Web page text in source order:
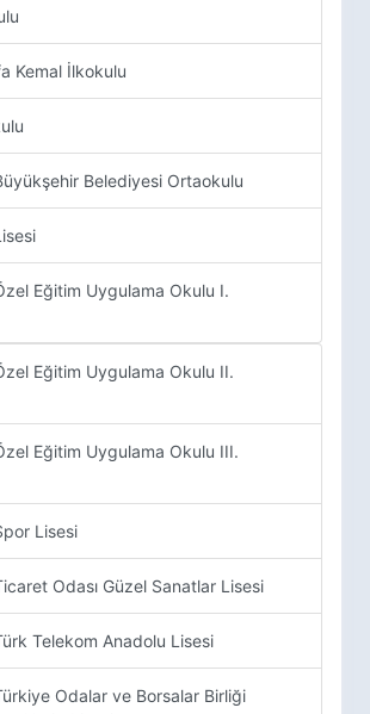
Kemal İlkokulu
Belediyesi Ortaokulu
Eğitim Uygulama Okulu I.
Eğitim Uygulama Okulu II.
Eğitim Uygulama Okulu III.
Lisesi
Odası Güzel Sanatlar Lisesi
Telekom Anadolu Lisesi
Odalar ve Borsalar Birliği